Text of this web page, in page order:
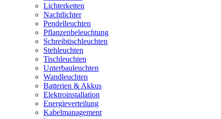
Lichterketten
Nachtlichter
Pendelleuchten
Pflanzenbeleuchtung
Schreibtischleuchten
Stehleuchten
Tischleuchten
Unterbauleuchten
Wandleuchten
Batterien & Akkus
Elektroinstallation
Energieverteilung
Kabelmanagement